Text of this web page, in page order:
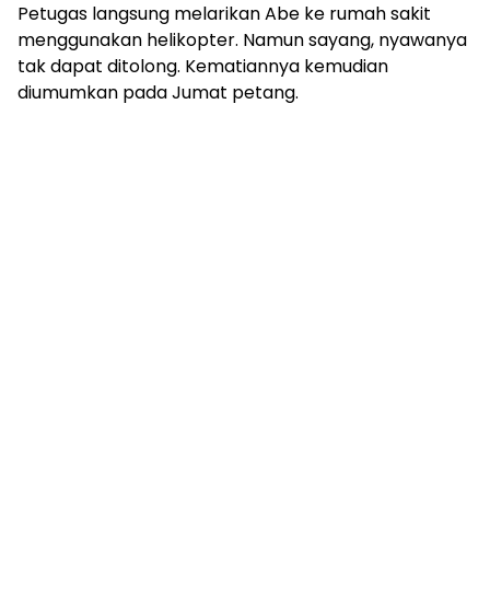
Petugas langsung melarikan Abe ke rumah sakit
menggunakan helikopter. Namun sayang, nyawanya
tak dapat ditolong. Kematiannya kemudian
diumumkan pada Jumat petang.